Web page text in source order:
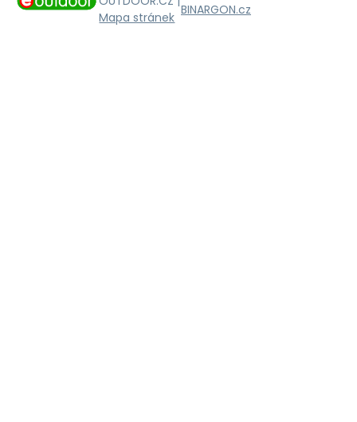
Mapa stránek
BINARGON.cz